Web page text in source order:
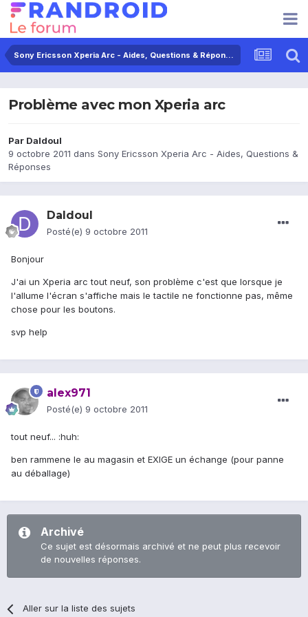
Sony Ericsson Xperia Arc - Aides, Questions & Réponses
Problème avec mon Xperia arc
Par Daldoul
9 octobre 2011 dans Sony Ericsson Xperia Arc - Aides, Questions &
Réponses
Daldoul
Posté(e) 9 octobre 2011
Bonjour
J'ai un Xperia arc tout neuf, son problème c'est que lorsque je
l'allume l'écran s'affiche mais le tactile ne fonctionne pas, même
chose pour les boutons.
svp help
alex971
Posté(e) 9 octobre 2011
tout neuf... :huh:
ben rammene le au magasin et EXIGE un échange (pour panne
au déballage)
Archivé
Ce sujet est désormais archivé et ne peut plus recevoir
de nouvelles réponses.
Aller sur la liste des sujets